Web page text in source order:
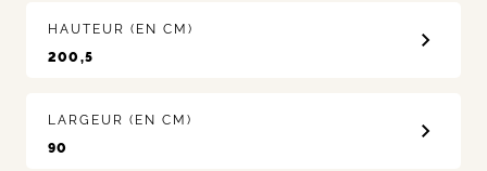
HAUTEUR (EN CM)
LARGEUR (EN CM)